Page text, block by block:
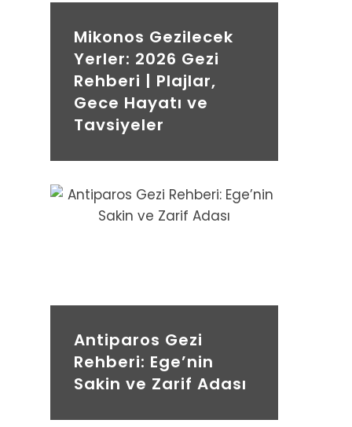
Mikonos Gezilecek
Yerler: 2026 Gezi
Rehberi | Plajlar,
Gece Hayatı ve
Tavsiyeler
Antiparos Gezi
Rehberi: Ege’nin
Sakin ve Zarif Adası